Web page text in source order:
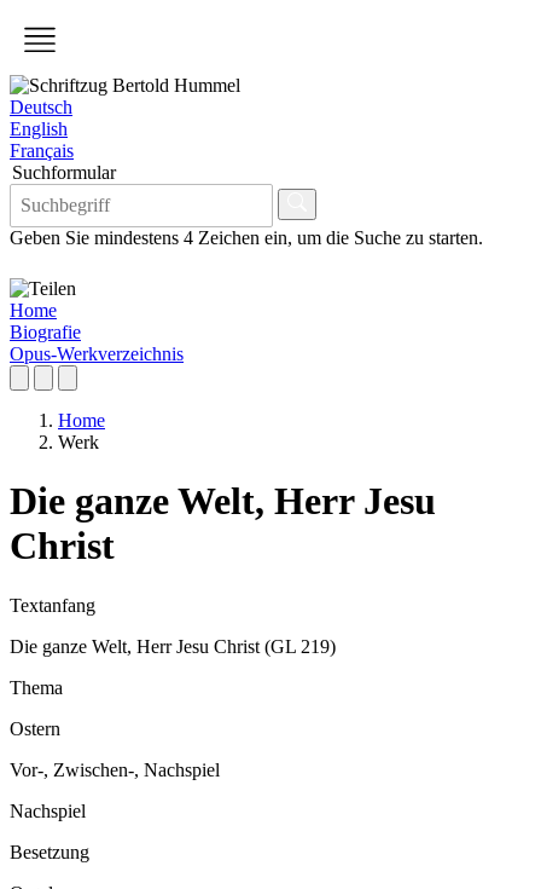
Deutsch
English
Français
Suchformular
Geben Sie mindestens 4 Zeichen ein, um die Suche zu starten.
Home
Biografie
Opus-Werkverzeichnis
Home
Werk
Die ganze Welt, Herr Jesu
Christ
Textanfang
Die ganze Welt, Herr Jesu Christ (GL 219)
Thema
Ostern
Vor-, Zwischen-, Nachspiel
Nachspiel
Besetzung